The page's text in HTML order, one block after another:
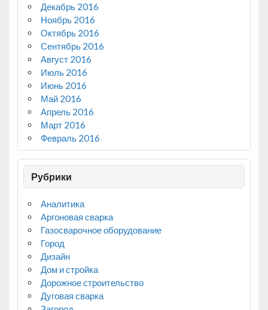
Декабрь 2016
Ноябрь 2016
Октябрь 2016
Сентябрь 2016
Август 2016
Июль 2016
Июнь 2016
Май 2016
Апрель 2016
Март 2016
Февраль 2016
Рубрики
Аналитика
Аргоновая сварка
Газосварочное оборудование
Город
Дизайн
Дом и стройка
Дорожное строительство
Дуговая сварка